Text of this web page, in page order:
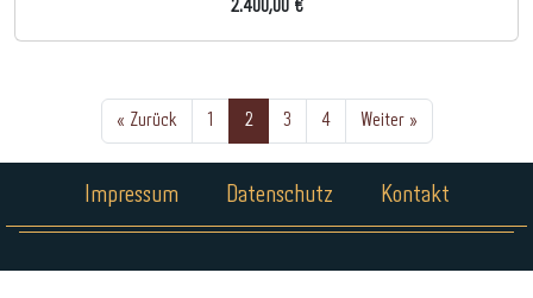
2.400,00 €
« Zurück 2 3 4 Weiter »
Impressum Datenschutz Kontakt